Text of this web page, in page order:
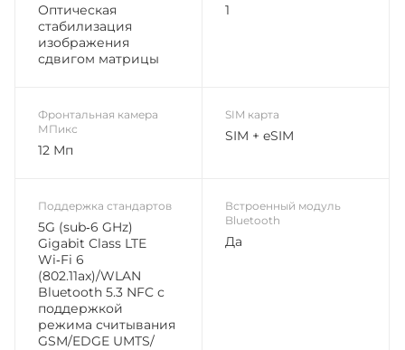
Оптическая
стабилизация
изображения
сдвигом матрицы
1
Фронтальная камера
МПикс
12 Мп
SIM карта
SIM + eSIM
Поддержка стандартов
5G (sub‑6 GHz)
Gigabit Class LTE
Wi‑Fi 6
(802.11ax)/WLAN
Bluetooth 5.3 NFC с
поддержкой
режима считывания
GSM/EDGE UMTS/​
Встроенный модуль
Bluetooth
Да